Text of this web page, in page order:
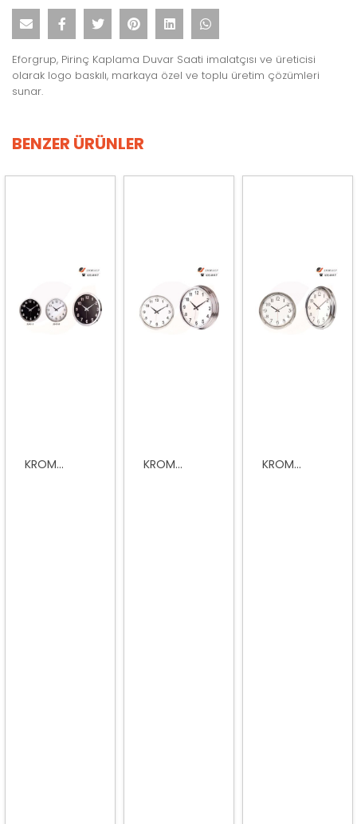
Eforgrup, Pirinç Kaplama Duvar Saati imalatçısı ve üreticisi
olarak logo baskılı, markaya özel ve toplu üretim çözümleri
sunar.
BENZER ÜRÜNLER
KROM... KROM... KROM...